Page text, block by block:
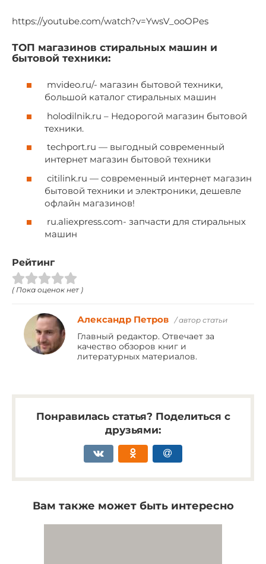
https://youtube.com/watch?v=YwsV_ooOPes
ТОП магазинов стиральных машин и
бытовой техники:
mvideo.ru/- магазин бытовой техники,
большой каталог стиральных машин
holodilnik.ru – Недорогой магазин бытовой
техники.
techport.ru — выгодный современный
интернет магазин бытовой техники
citilink.ru — современный интернет магазин
бытовой техники и электроники, дешевле
офлайн магазинов!
ru.aliexpress.com- запчасти для стиральных
машин
Рейтинг
( Пока оценок нет )
Александр Петров / автор статьи
Главный редактор. Отвечает за
качество обзоров книг и
литературных материалов.
Понравилась статья? Поделиться с
друзьями:
Вам также может быть интересно